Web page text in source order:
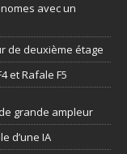
avec un
de deuxième étage
et Rafale F5
grande ampleur
d’une IA